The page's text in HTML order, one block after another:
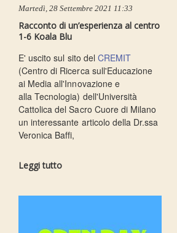
Martedì, 28 Settembre 2021 11:33
Racconto di un’esperienza al centro
1-6 Koala Blu
E' uscito sul sito delCREMIT
(Centro di Ricerca sull'Educazione
ai Media all'Innovazione e
alla Tecnologia) dell'Università
Cattolica del Sacro Cuore di Milano
un interessante articolo della Dr.ssa
Veronica Baffi,
Leggi tutto